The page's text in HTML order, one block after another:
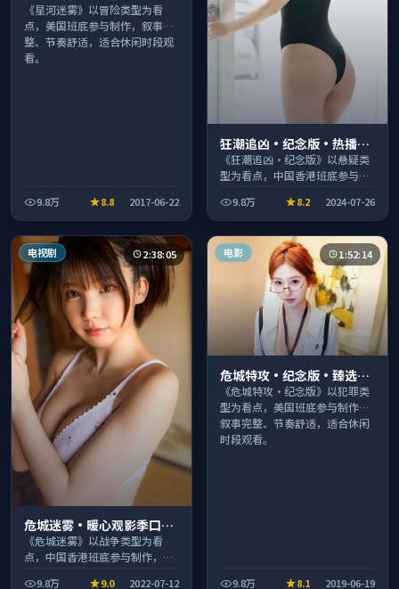
合周末一口气刷完
《星河迷雾》以冒险类型为看
点，美国班底参与制作，叙事完
整、节奏舒适，适合休闲时段观
看。
9.8万 8.8 2017-06-22
狂潮追凶·纪念版·热播口
碑之作剧情扎实演技在线
《狂潮追凶·纪念版》以悬疑类
型为看点，中国香港班底参与制
休闲时段观看。
9.8万 8.2 2024-07-26
电视剧 2:38:05
危城迷雾·暖心观影季口碑
发酵持续升温
《危城迷雾》以战争类型为看
点，中国香港班底参与制作，叙
9.8万 9.0 2022-07-12
电影 1:52:14
危城特攻·纪念版·臻选片
单推荐画质清晰观看流畅
《危城特攻·纪念版》以犯罪类
型为看点，美国班底参与制作，
叙事完整、节奏舒适，适合休闲
时段观看。
9.8万 8.1 2019-06-19